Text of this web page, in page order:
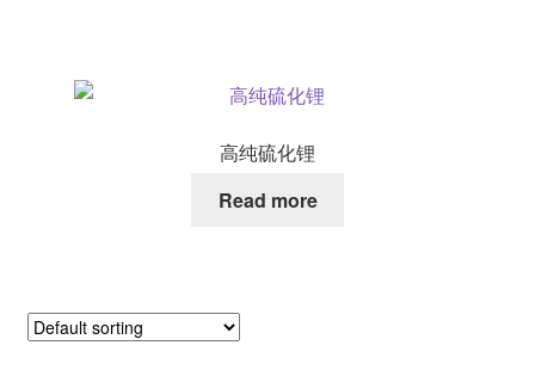
高纯硫化锂
Read more